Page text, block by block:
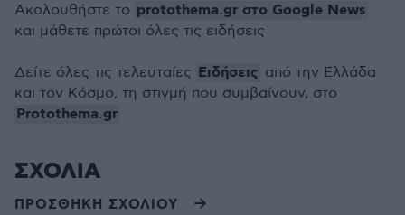
Ακολουθήστε το protothema.gr στο Google News
και μάθετε πρώτοι όλες τις ειδήσεις
Δείτε όλες τις τελευταίες Ειδήσεις από την Ελλάδα
και τον Κόσμο, τη στιγμή που συμβαίνουν, στο
Protothema.gr
ΣΧΟΛΙΑ
ΠΡΟΣΘΗΚΗ ΣΧΟΛΙΟΥ